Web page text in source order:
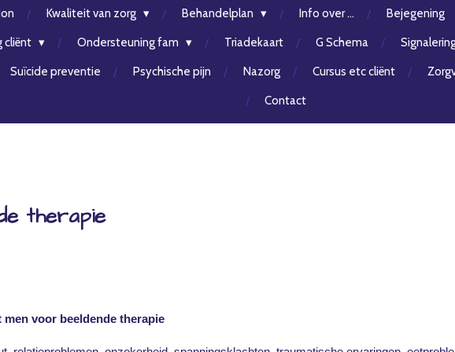
Kwaliteit van zorg Behandelplan Info over ... Bejegening
cliënt Ondersteuning fam Triadekaart G Schema
Suïcide preventie Psychische pijn Nazorg Cursus etc cliënt
Contact
therapie
men voor beeldende therapie